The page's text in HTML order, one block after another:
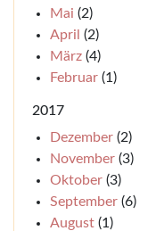
Mai (2)
April (2)
März (4)
Februar (1)
2017
Dezember (2)
November (3)
Oktober (3)
September (6)
August (1)